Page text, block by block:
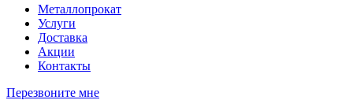
Металлопрокат
Услуги
Доставка
Акции
Контакты
Перезвоните мне